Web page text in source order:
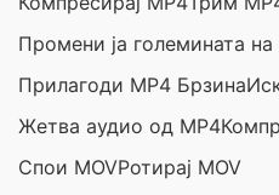
Промени ја големината на
Прилагоди MP4 Брзина
Жетва аудио од MP4
Спои MOVРотирај MOV